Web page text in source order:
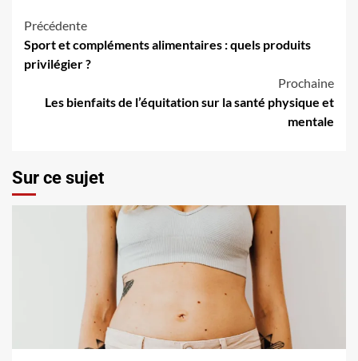
Navigation
d’article
Précédente
Sport et compléments alimentaires : quels produits
privilégier ?
Prochaine
Les bienfaits de l’équitation sur la santé physique et
mentale
Sur ce sujet